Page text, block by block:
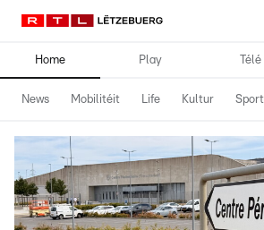
Home Play Télé
News Mobilitéit Life Kultur Sport